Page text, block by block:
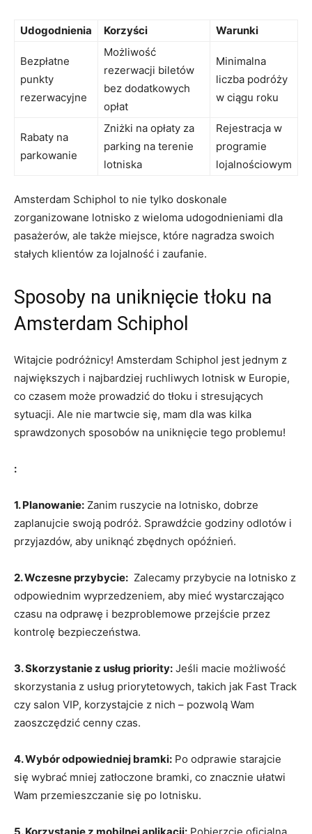
Udogodnienia Korzyści Warunki
Bezpłatne⁤
punkty
rezerwacyjne
Możliwość
rezerwacji biletów⁤
bez dodatkowych
opłat
Minimalna
liczba podróży
w ciągu roku
Rabaty na
⁣parkowanie
Zniżki na​ opłaty za
parking na terenie
lotniska
Rejestracja w
programie
lojalnościowym
Amsterdam Schiphol ‍to nie tylko doskonale
zorganizowane lotnisko z⁣ wieloma udogodnieniami dla
pasażerów, ale także miejsce, które ⁤nagradza swoich
stałych‍ klientów za lojalność i⁣ zaufanie.
Sposoby na uniknięcie tłoku‍ na
Amsterdam ‍Schiphol
Witajcie podróżnicy! Amsterdam Schiphol jest jednym z
największych i najbardziej ruchliwych⁤ lotnisk w ⁢Europie,
co czasem może prowadzić do tłoku i stresujących
sytuacji. Ale nie martwcie ⁤się, mam dla‍ was⁣ kilka
sprawdzonych ⁤sposobów na⁣ uniknięcie tego problemu!
:
1. Planowanie: Zanim ruszycie na lotnisko,​ dobrze
zaplanujcie swoją podróż. Sprawdźcie godziny odlotów i
przyjazdów,⁢ aby ⁢uniknąć zbędnych ⁤opóźnień.
2. Wczesne przybycie: ‌ Zalecamy przybycie na lotnisko z
odpowiednim wyprzedzeniem,​ aby⁤ mieć wystarczająco
czasu na odprawę i bezproblemowe⁣ przejście przez
kontrolę bezpieczeństwa.
3. Skorzystanie z usług priority: Jeśli ‍macie⁣ możliwość⁢
skorzystania z⁤ usług priorytetowych, takich jak Fast Track
​czy salon‌ VIP, korzystajcie z ‍nich – pozwolą Wam
zaoszczędzić cenny czas.
4. Wybór odpowiedniej bramki: Po⁢ odprawie starajcie
się wybrać mniej zatłoczone bramki, ⁢co znacznie ułatwi​
Wam przemieszczanie się⁢ po ​lotnisku.